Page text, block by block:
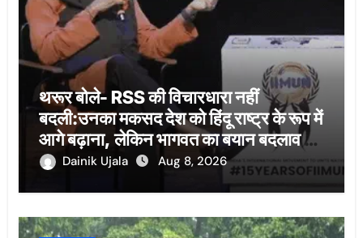
थरूर बोले- RSS की विचारधारा नहीं
बदली:उनका मकसद देश को हिंदू राष्ट्र के रूप में
आगे बढ़ाना, लेकिन भागवत का बयान बदलाव का
संकेतDainik Ujala Aug 8, 2026